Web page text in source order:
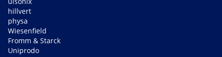
hillvert
physa
Wiesenfield
Fromm & Starck
Uniprodo